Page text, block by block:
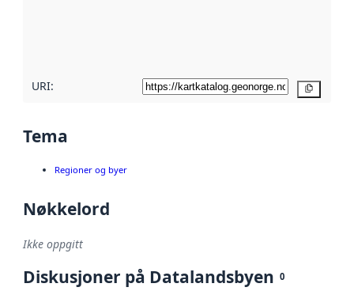
URI:
Tema
Regioner og byer
Nøkkelord
Ikke oppgitt
Diskusjoner på Datalandsbyen 0